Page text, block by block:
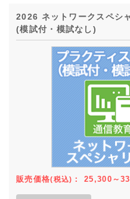
2026 ネットワークスペシ
(模試付・模試なし)
販売価格(税込) ：25,300～